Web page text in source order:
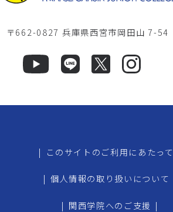
〒662-0827 兵庫県西宮市岡田山 7-54
| このサイトのご利用にあたって
| 個人情報の取り扱いについて
| 関西学院へのご支援 |